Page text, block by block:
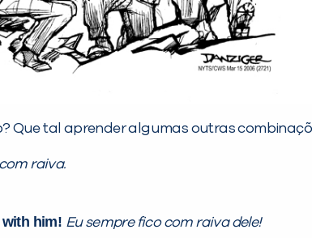
Que tal aprender algumas outras
raiva.
with him! Eu sempre fico com raiva dele!